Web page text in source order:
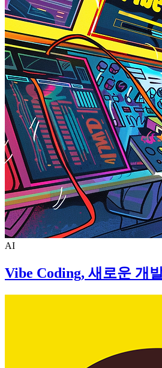
AI
Vibe Coding, 새로운 개